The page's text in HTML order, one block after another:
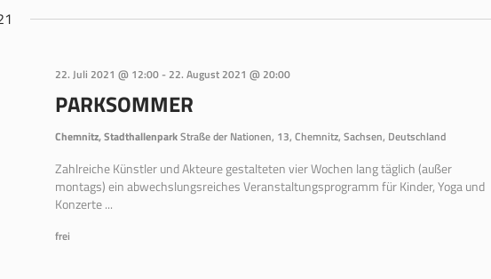
PARKSOMMER
22. Juli 2021 @ 12:00-22. August 2021 @ 20:00
Chemnitz, StadthallenparkStraße der Nationen, 13, Chemnitz, Sachsen, Deutschland
Zahlreiche Künstler und Akteure gestalteten vier Wochen lang täglich (außer
montags) ein abwechslungsreiches Veranstaltungsprogramm für Kinder, Yoga und
Konzerte ...
frei